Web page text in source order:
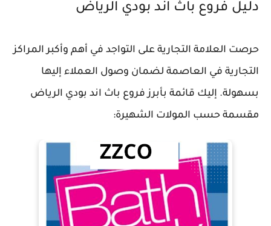
دليل فروع باث اند بودي الرياض
حرصت العلامة التجارية على التواجد في أهم وأكبر المراكز
التجارية في العاصمة لضمان وصول العملاء إليها
بسهولة. إليك قائمة بأبرز فروع باث اند بودي الرياض
مقسمة حسب المولات الشهيرة: